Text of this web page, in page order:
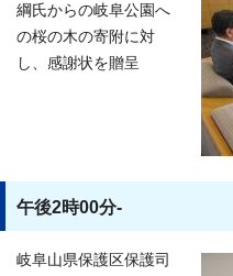
綱氏からの岐阜公園へ
の桜の木の寄附に対
し、感謝状を贈呈
午後2時00分-
岐阜山県保護区保護司